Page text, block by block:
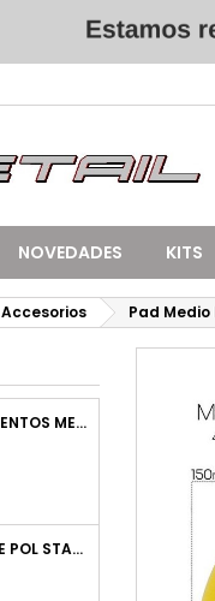
NOVEDADES KITS
Accesorios Pad Medio
KIT DE PULIMENTOS MENZERNA 4 X 250ML
KOCHCHEMIE POL STAR 1L